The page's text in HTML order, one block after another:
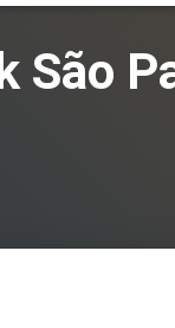
São